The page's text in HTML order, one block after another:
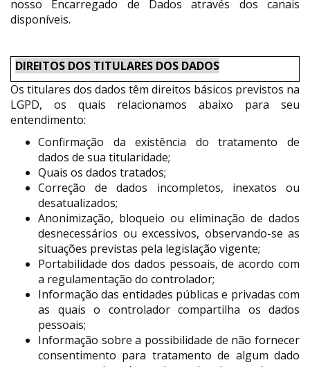
nosso Encarregado de Dados através dos canais
disponíveis.
DIREITOS DOS TITULARES DOS DADOS
Os titulares dos dados têm direitos básicos previstos na
LGPD, os quais relacionamos abaixo para seu
entendimento:
Confirmação da existência do tratamento de
dados de sua titularidade;
Quais os dados tratados;
Correção de dados incompletos, inexatos ou
desatualizados;
Anonimização, bloqueio ou eliminação de dados
desnecessários ou excessivos, observando-se as
situações previstas pela legislação vigente;
Portabilidade dos dados pessoais, de acordo com
a regulamentação do controlador;
Informação das entidades públicas e privadas com
as quais o controlador compartilha os dados
pessoais;
Informação sobre a possibilidade de não fornecer
consentimento para tratamento de algum dado